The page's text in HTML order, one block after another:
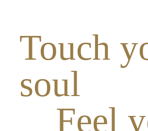
Touch
soul
Feel